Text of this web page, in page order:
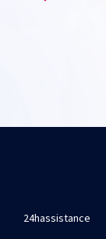
24hassistance